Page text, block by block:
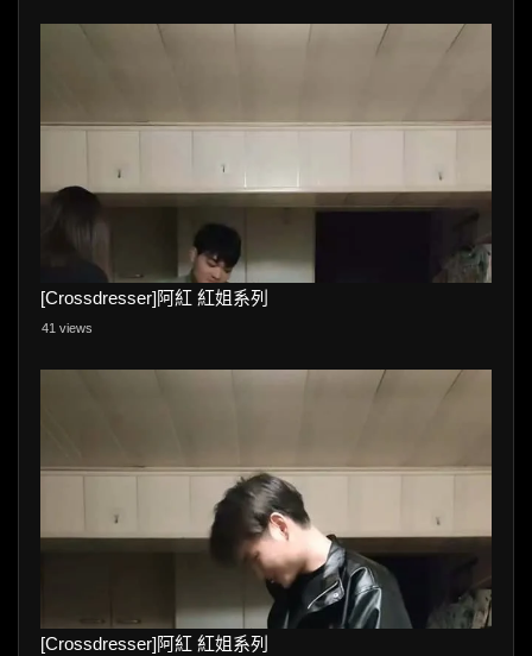
[Crossdresser]阿紅 紅姐系列
41 views
[Crossdresser]阿紅 紅姐系列